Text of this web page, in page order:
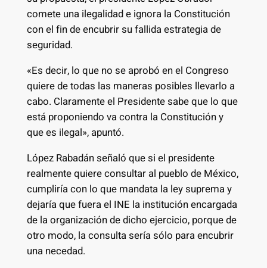
comete una ilegalidad e ignora la Constitución
con el fin de encubrir su fallida estrategia de
seguridad.
«Es decir, lo que no se aprobó en el Congreso
quiere de todas las maneras posibles llevarlo a
cabo. Claramente el Presidente sabe que lo que
está proponiendo va contra la Constitución y
que es ilegal», apuntó.
López Rabadán señaló que si el presidente
realmente quiere consultar al pueblo de México,
cumpliría con lo que mandata la ley suprema y
dejaría que fuera el INE la institución encargada
de la organización de dicho ejercicio, porque de
otro modo, la consulta sería sólo para encubrir
una necedad.